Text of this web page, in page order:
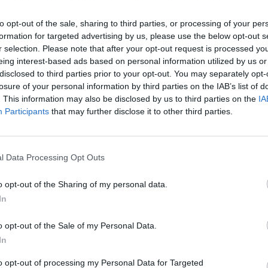
opt-out of the sale, sharing to third parties, or processing of your
for targeted advertising by us, please use the below opt-out
selection. Please note that after your opt-out request is processed
interest-based ads based on personal information utilized by us
to third parties prior to your opt-out. You may separately
of your personal information by third parties on the IAB’s list of
This information may also be disclosed by us to third parties on the
Participants that may further disclose it to other third parties.
Data Processing Opt Outs
opt-out of the Sharing of my personal data.
opt-out of the Sale of my Personal Data.
opt-out of processing my Personal Data for Targeted
de la vacuna de Moderna para la
de Murcia
y novedades Redacción
14/01/2021
custodia ya las primeras vacunas de Moderna
Región de Murcia. Estas se almacenan en congeladores
de generar y mantener una temperatura de
de 20 grados bajo cero y serán trasladadas a los
vacunación en vehículos capaces de mantener esas
murcianos presentan
en farmacia comunitaria. Uso racional de
Programa de desmedicalización
el lunes 16 de diciembre, en el Salón de Plenos del